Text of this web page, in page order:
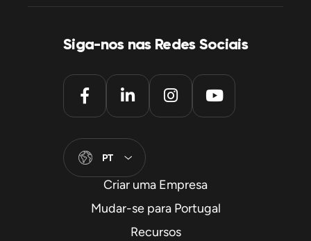
Siga-nos nas Redes Sociais
PT
Criar uma Empresa
Mudar-se para Portugal
Recursos